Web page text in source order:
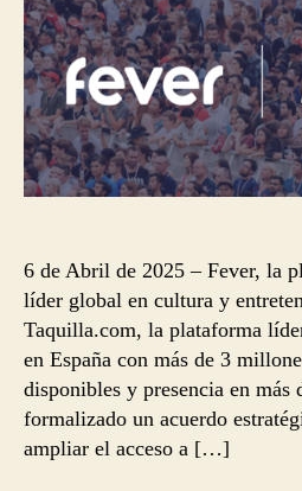
6 de Abril de 2025 – Fever, la
líder global en cultura y
Taquilla.com, la plataforma
en España con más de 3
disponibles y presencia en más
formalizado un acuerdo
ampliar el acceso a […]